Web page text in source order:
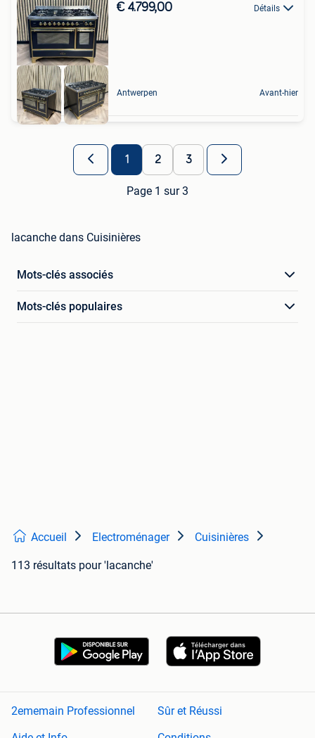
€ 4.799,00 Détails
Antwerpen Avant-hier
1 2 3
Page 1 sur 3
lacanche dans Cuisinières
Mots-clés associés
Mots-clés populaires
Accueil Electroménager Cuisinières
113 résultats pour 'lacanche'
2ememain Professionnel
Sûr et Réussi